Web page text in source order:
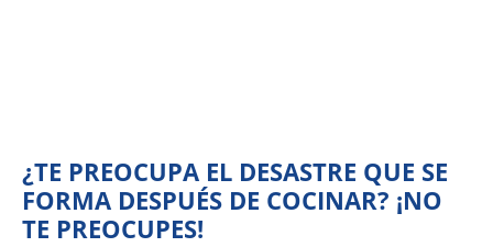
¿TE PREOCUPA EL DESASTRE QUE SE
FORMA DESPUÉS DE COCINAR? ¡NO
TE PREOCUPES!